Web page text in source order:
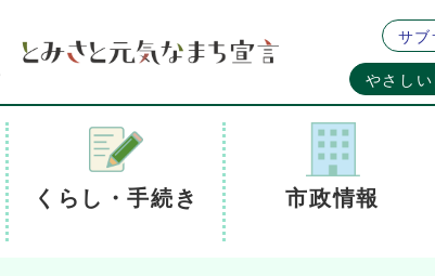
サブ
やさし
くらし・手続き 市政情報